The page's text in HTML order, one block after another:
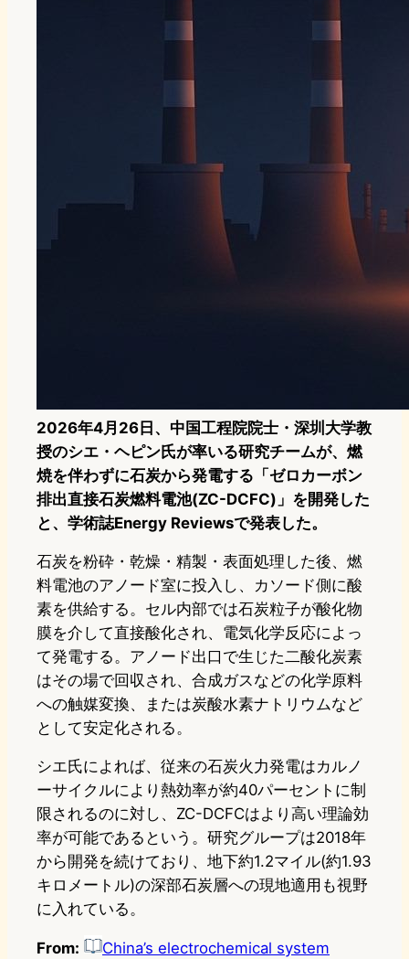
2026年4月26日、中国工程院院士・深圳大学教
授のシエ・ヘピン氏が率いる研究チームが、燃
焼を伴わずに石炭から発電する「ゼロカーボン
排出直接石炭燃料電池(ZC-DCFC)」を開発した
と、学術誌Energy Reviewsで発表した。
石炭を粉砕・乾燥・精製・表面処理した後、燃
料電池のアノード室に投入し、カソード側に酸
素を供給する。セル内部では石炭粒子が酸化物
膜を介して直接酸化され、電気化学反応によっ
て発電する。アノード出口で生じた二酸化炭素
はその場で回収され、合成ガスなどの化学原料
への触媒変換、または炭酸水素ナトリウムなど
として安定化される。
シエ氏によれば、従来の石炭火力発電はカルノ
ーサイクルにより熱効率が約40パーセントに制
限されるのに対し、ZC-DCFCはより高い理論効
率が可能であるという。研究グループは2018年
から開発を続けており、地下約1.2マイル(約1.93
キロメートル)の深部石炭層への現地適用も視野
に入れている。
From:
China’s electrochemical system